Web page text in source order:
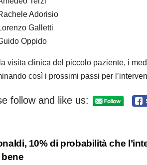
Adorisio
Galletti
Oppido
visita clinica del piccolo paziente, i
così i prossimi passi per
follow and like us:
10% di probabilità che